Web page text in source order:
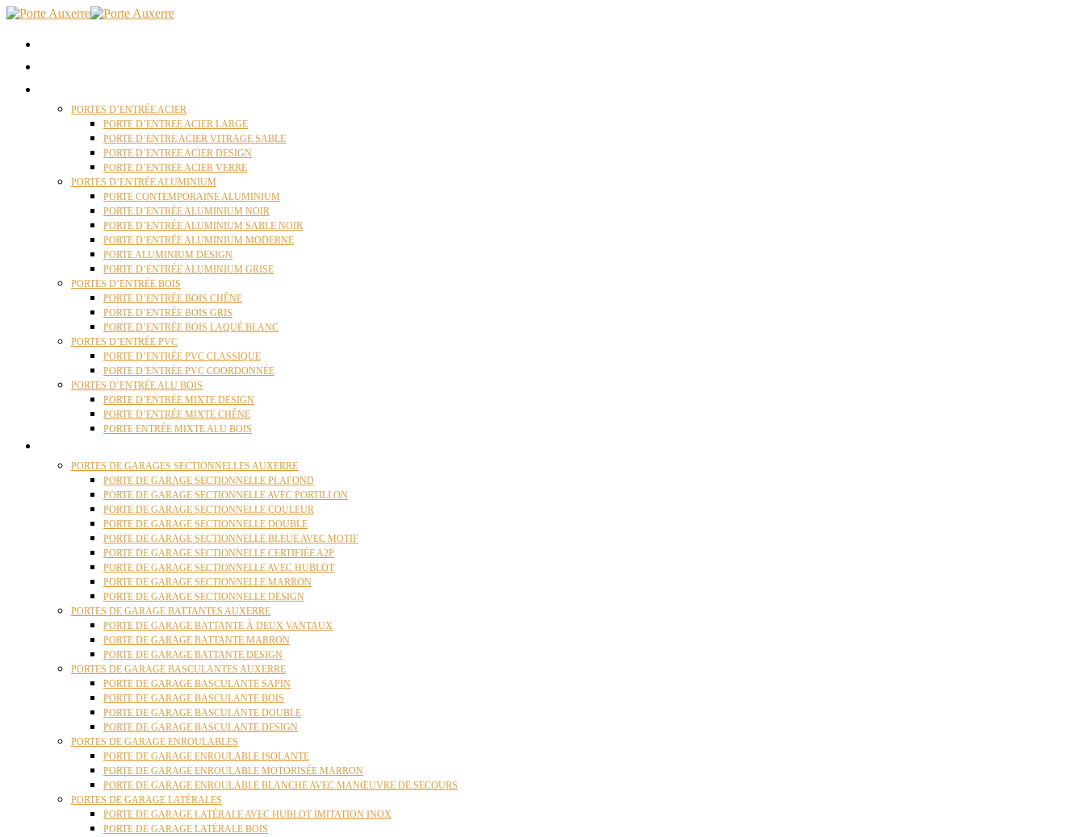
PORTES D’ENTRÉE ACIER
PORTE D’ENTREE ACIER LARGE
PORTE D’ENTRE ACIER VITRAGE SABLE
PORTE D’ENTREE ACIER DESIGN
PORTE D’ENTREE ACIER VERRE
PORTES D’ENTRÉE ALUMINIUM
PORTE CONTEMPORAINE ALUMINIUM
PORTE D’ENTRÉE ALUMINIUM NOIR
PORTE D’ENTRÉE ALUMINIUM SABLE NOIR
PORTE D’ENTRÉE ALUMINIUM MODERNE
PORTE ALUMINIUM DESIGN
PORTE D’ENTRÉE ALUMINIUM GRISE
PORTES D’ENTRÉE BOIS
PORTE D’ENTRÉE BOIS CHÊNE
PORTE D’ENTRÉE BOIS GRIS
PORTE D’ENTRÉE BOIS LAQUÉ BLANC
PORTES D’ENTRÉE PVC
PORTE D’ENTRÉE PVC CLASSIQUE
PORTE D’ENTRÉE PVC COORDONNÉE
PORTES D’ENTRÉE ALU BOIS
PORTE D’ENTRÉE MIXTE DESIGN
PORTE D’ENTRÉE MIXTE CHÊNE
PORTE ENTRÉE MIXTE ALU BOIS
PORTES DE GARAGES SECTIONNELLES AUXERRE
PORTE DE GARAGE SECTIONNELLE PLAFOND
PORTE DE GARAGE SECTIONNELLE AVEC PORTILLON
PORTE DE GARAGE SECTIONNELLE COULEUR
PORTE DE GARAGE SECTIONNELLE DOUBLE
PORTE DE GARAGE SECTIONNELLE BLEUE AVEC MOTIF
PORTE DE GARAGE SECTIONNELLE CERTIFIÉE A2P
PORTE DE GARAGE SECTIONNELLE AVEC HUBLOT
PORTE DE GARAGE SECTIONNELLE MARRON
PORTE DE GARAGE SECTIONNELLE DESIGN
PORTES DE GARAGE BATTANTES AUXERRE
PORTE DE GARAGE BATTANTE À DEUX VANTAUX
PORTE DE GARAGE BATTANTE MARRON
PORTE DE GARAGE BATTANTE DESIGN
PORTES DE GARAGE BASCULANTES AUXERRE
PORTE DE GARAGE BASCULANTE SAPIN
PORTE DE GARAGE BASCULANTE BOIS
PORTE DE GARAGE BASCULANTE DOUBLE
PORTE DE GARAGE BASCULANTE DESIGN
PORTES DE GARAGE ENROULABLES
PORTE DE GARAGE ENROULABLE ISOLANTE
PORTE DE GARAGE ENROULABLE MOTORISÉE MARRON
PORTE DE GARAGE ENROULABLE BLANCHE AVEC MANŒUVRE DE SECOURS
PORTES DE GARAGE LATÉRALES
PORTE DE GARAGE LATÉRALE AVEC HUBLOT IMITATION INOX
PORTE DE GARAGE LATÉRALE BOIS